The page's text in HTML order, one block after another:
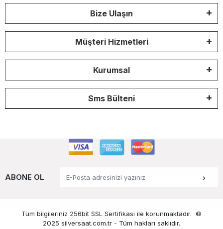
Bize Ulaşın
Müşteri Hizmetleri
Kurumsal
Sms Bülteni
ABONE OL
Tüm bilgileriniz 256bit SSL Sertifikası ile korunmaktadır. ©
2025 silversaat.com.tr - Tüm hakları saklıdır.